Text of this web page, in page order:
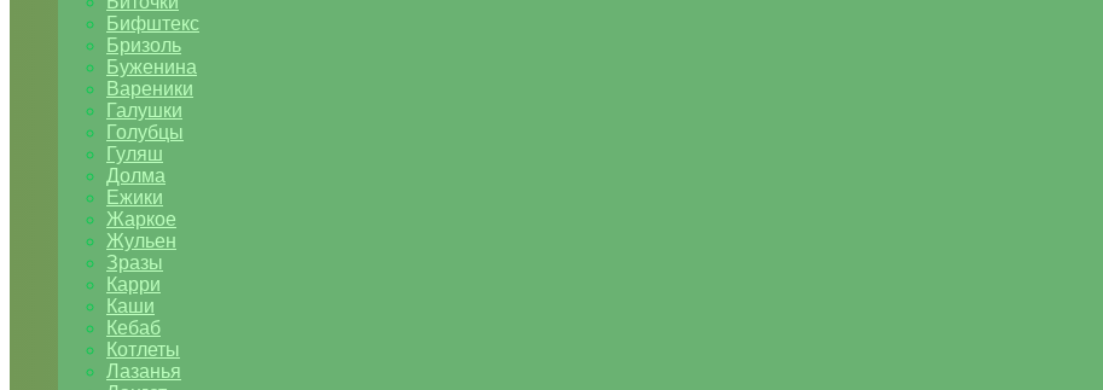
Бифштекс
Бризоль
Буженина
Вареники
Галушки
Голубцы
Гуляш
Долма
Ежики
Жаркое
Жульен
Зразы
Карри
Каши
Кебаб
Котлеты
Лазанья